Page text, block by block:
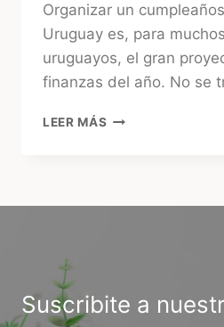
Organizar un
Uruguay es, para
uruguayos, el gran
finanzas del año. No se
LEER MÁS ¿CUÁNTO
Suscribite a